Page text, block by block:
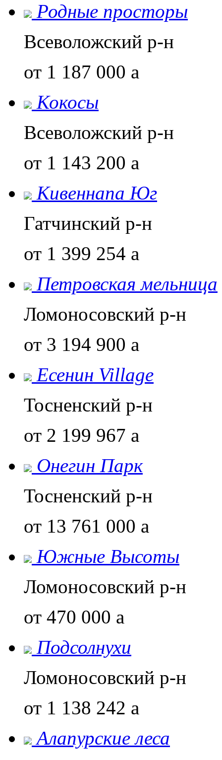
Родные просторы
Всеволожский р-н
от 1 187 000 a
Кокосы
Всеволожский р-н
от 1 143 200 a
Кивеннапа Юг
Гатчинский р-н
от 1 399 254 a
Петровская мельница
Ломоносовский р-н
от 3 194 900 a
Есенин Village
Тосненский р-н
от 2 199 967 a
Онегин Парк
Тосненский р-н
от 13 761 000 a
Южные Высоты
Ломоносовский р-н
от 470 000 a
Подсолнухи
Ломоносовский р-н
от 1 138 242 a
Алапурские леса